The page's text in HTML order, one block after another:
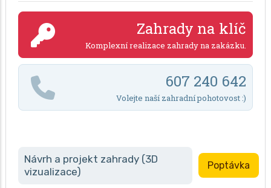
Zahrady na klíč
Komplexní realizace zahrady na zakázku.
607 240 642
Volejte naší zahradní pohotovost :)
Návrh a projekt zahrady (3D
vizualizace)
Poptávka